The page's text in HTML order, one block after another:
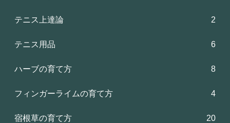
テニス上達論 2
テニス用品 6
ハーブの育て方 8
フィンガーライムの育て方 4
宿根草の育て方 20